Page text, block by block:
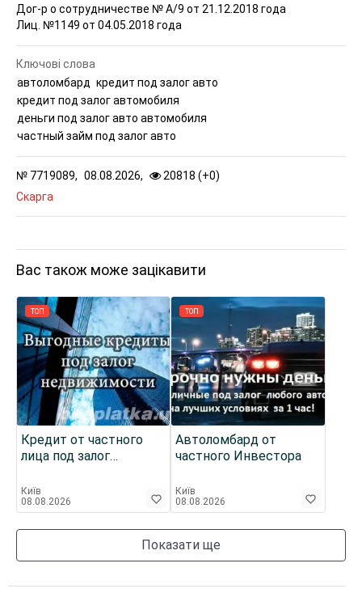
Дог-р о сотрудничестве № А/9 от 21.12.2018 года
Лиц. №1149 от 04.05.2018 года
№ 7719089, 08.08.2026, 20818 (+0)
Скарга
Ключові слова
автоломбард кредит под залог авто
кредит под залог автомобиля
деньги под залог авто автомобиля
частный займ под залог авто
Вас також може зацікавити
ТОП
Кредит от частного
лица под залог
гривне, частный займ
Київ
08.08.2026
ТОП
Автоломбард от
частного Инвестора
Київ
08.08.2026
Показати ще